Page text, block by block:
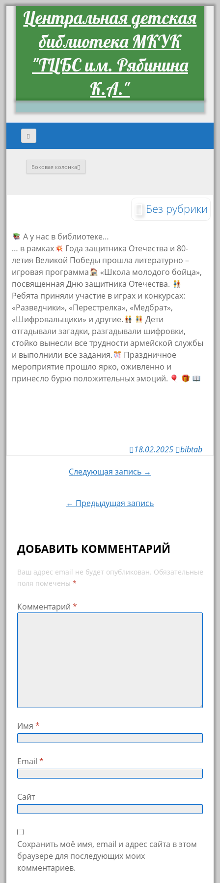
Центральная детская
библиотека МКУК
"ТЦБС им. Рябинина
К.А."
Боковая колонка
Без рубрики
А у нас в библиотеке…
… в рамках
Года защитника Отечества и 80-
летия Великой Победы прошла литературно –
игровая программа
«Школа молодого бойца»,
посвященная Дню защитника Отечества.
Ребята приняли участие в играх и конкурсах:
«Разведчики», «Перестрелка», «Медбрат»,
«Шифровальщики» и другие.
Дети
отгадывали загадки, разгадывали шифровки,
стойко вынесли все трудности армейской службы
и выполнили все задания.
Праздничное
мероприятие прошло ярко, оживленно и
принесло бурю положительных эмоций.
18.02.2025 bibtab
НавигацияСледующая запись →
← Предыдущая запись
ДОБАВИТЬ КОММЕНТАРИЙ
Ваш адрес email не будет опубликован. Обязательные
поля помечены *
Комментарий *
Имя *
Email *
Сайт
Сохранить моё имя, email и адрес сайта в этом
браузере для последующих моих
комментариев.